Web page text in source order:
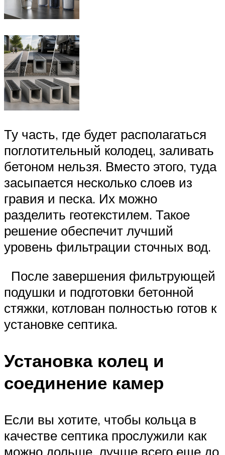
Ту часть, где будет располагаться
поглотительный колодец, заливать
бетоном нельзя. Вместо этого, туда
засыпается несколько слоев из
гравия и песка. Их можно
разделить геотекстилем. Такое
решение обеспечит лучший
уровень фильтрации сточных вод.
После завершения фильтрующей
подушки и подготовки бетонной
стяжки, котлован полностью готов к
установке септика.
Установка колец и
соединение камер
Если вы хотите, чтобы кольца в
качестве септика прослужили как
можно дольше, лучше всего еще до